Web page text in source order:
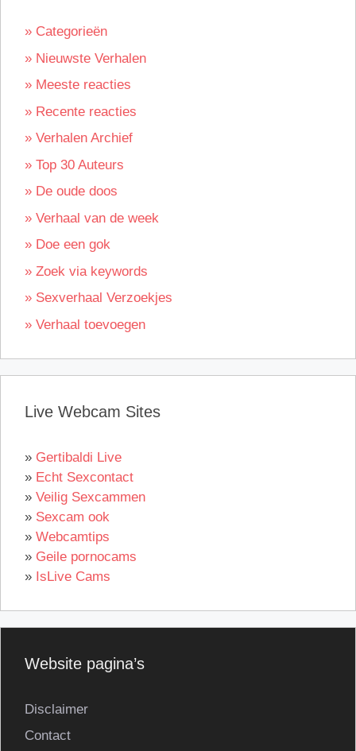
» Categorieën
» Nieuwste Verhalen
» Meeste reacties
» Recente reacties
» Verhalen Archief
» Top 30 Auteurs
» De oude doos
» Verhaal van de week
» Doe een gok
» Zoek via keywords
» Sexverhaal Verzoekjes
» Verhaal toevoegen
Live Webcam Sites
» Gertibaldi Live
» Echt Sexcontact
» Veilig Sexcammen
» Sexcam ook
» Webcamtips
» Geile pornocams
» IsLive Cams
Website pagina’s
Disclaimer
Contact